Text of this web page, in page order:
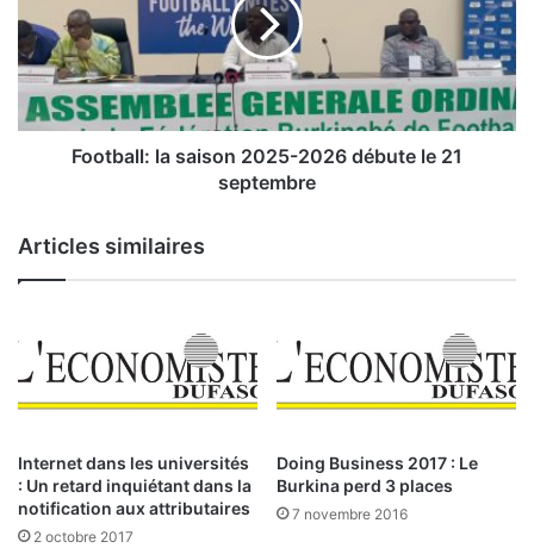
i
e
l
e
t
e
a
B
M
d
u
b
a
l
:
i
s
0
2
-
2
0
2
Football: la saison 2025-2026 débute le 21
septembre
Articles similaires
Internet dans les universités
: Un retard inquiétant dans la
notification aux attributaires
2 octobre 2017
Doing Business 2017 : Le
Burkina perd 3 places
7 novembre 2016